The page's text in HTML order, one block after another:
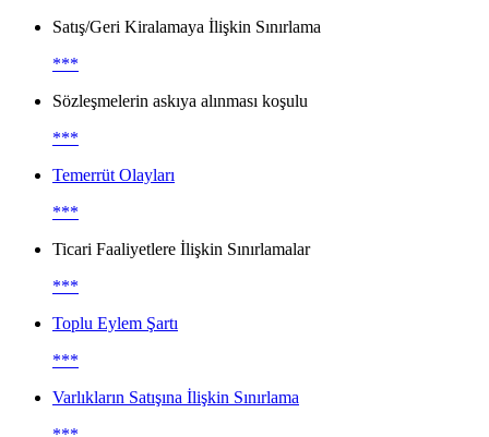
Satış/Geri Kiralamaya İlişkin Sınırlama
***
Sözleşmelerin askıya alınması koşulu
***
Temerrüt Olayları
***
Ticari Faaliyetlere İlişkin Sınırlamalar
***
Toplu Eylem Şartı
***
Varlıkların Satışına İlişkin Sınırlama